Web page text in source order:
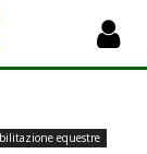
equestre